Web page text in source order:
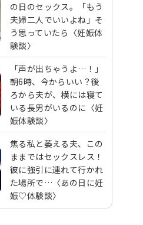
の日のセックス。「もう
夫婦二人でいいよね」そ
う思っていたら〈妊娠体
験談〉
「声が出ちゃうよ…！」
朝6時、今からいい？後
ろから夫が、横には寝て
いる長男がいるのに〈妊
娠体験談〉
焦る私と萎える夫、この
ままではセックスレス！
彼に強引に連れて行かれ
た場所で…〈あの日に妊
娠♡体験談〉